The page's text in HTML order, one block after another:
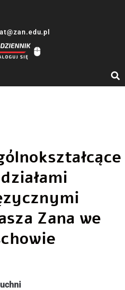
Zana we